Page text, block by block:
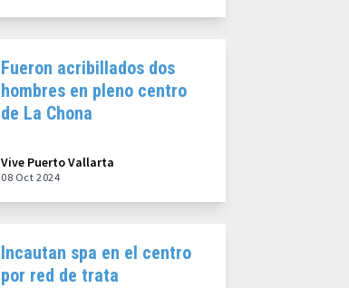
Fueron acribillados dos
hombres en pleno centro
de La Chona
Vive Puerto Vallarta
08 Oct 2024
Incautan spa en el centro
por red de trata